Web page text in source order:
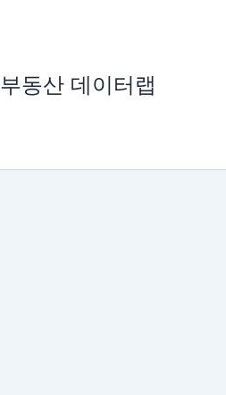
부동산 데이터랩